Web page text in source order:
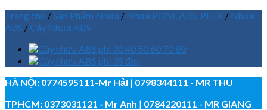
Trang chủ /Sản Phẩm Nhựa / Nhựa POM, ABS, PEEK / Nhựa
ABS / Cây Nhựa ABS
HÀ NỘI: 0774595111-Mr Hải | 0798344111 - MR THU
TPHCM: 0373031121 - Mr Anh | 0784220111 - MR GIANG